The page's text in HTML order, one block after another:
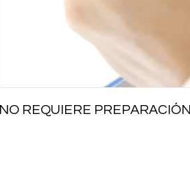
NO REQUIERE PREPARACIÓN